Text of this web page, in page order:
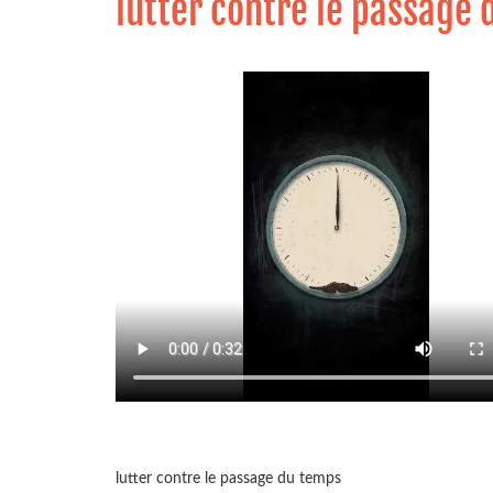
lutter contre le passage
lutter contre le passage du temps